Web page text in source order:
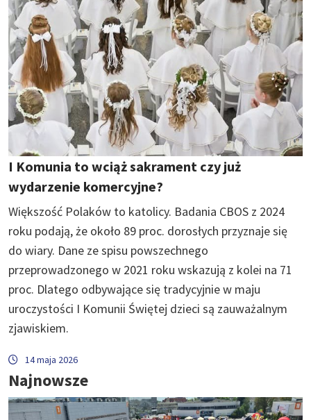
I Komunia to wciąż sakrament czy już
wydarzenie komercyjne?
Większość Polaków to katolicy. Badania CBOS z 2024
roku podają, że około 89 proc. dorosłych przyznaje się
do wiary. Dane ze spisu powszechnego
przeprowadzonego w 2021 roku wskazują z kolei na 71
proc. Dlatego odbywające się tradycyjnie w maju
uroczystości I Komunii Świętej dzieci są zauważalnym
zjawiskiem.
14 maja 2026
Najnowsze